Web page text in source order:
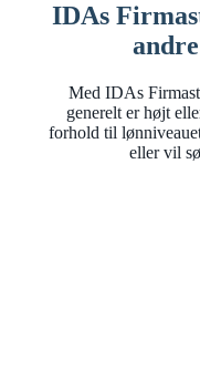
IDAs
Med IDAs
generelt er højt
forhold til
eller vil